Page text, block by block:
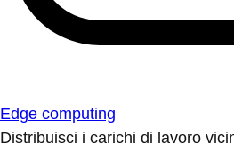
Edge computing
Distribuisci i carichi di lavoro